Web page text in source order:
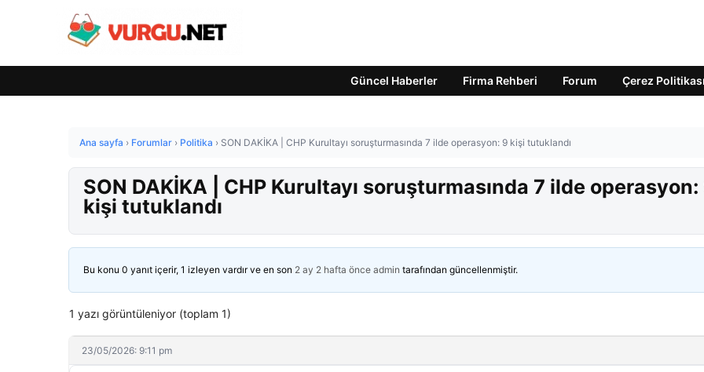
Güncel Haberler Firma Rehberi Forum Çerez Politikası
Ana sayfa › Forumlar › Politika › SON DAKİKA | CHP Kurultayı soruşturmasında 7 ilde operasyon: 9 kişi tutuklandı
SON DAKİKA | CHP Kurultayı soruşturmasında 7 ilde operasyon:
kişi tutuklandı
Bu konu 0 yanıt içerir, 1 izleyen vardır ve en son 2 ay 2 hafta önce admin tarafından güncellenmiştir.
1 yazı görüntüleniyor (toplam 1)
23/05/2026: 9:11 pm